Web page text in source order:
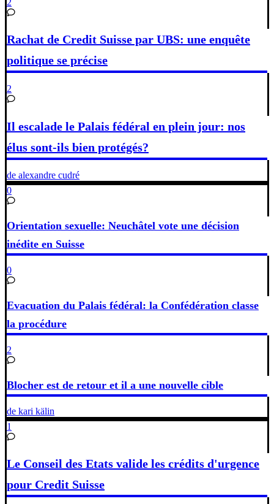
Rachat de Credit Suisse par UBS: une enquête
politique se précise
2
Il escalade le Palais fédéral en plein jour: nos
élus sont-ils bien protégés?
de alexandre cudré
0
Orientation sexuelle: Neuchâtel vote une décision
inédite en Suisse
0
Evacuation du Palais fédéral: la Confédération classe
la procédure
2
Blocher est de retour et il a une nouvelle cible
de kari kälin
1
Le Conseil des Etats valide les crédits d'urgence
pour Credit Suisse